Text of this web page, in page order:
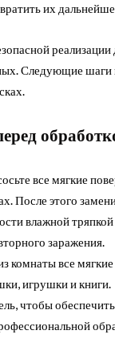
их
Следующие шаги
все мягкие
После этого
влажной
заражения.
комнаты все
игрушки и книги.
чтобы